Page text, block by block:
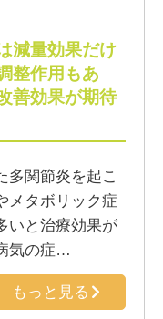
減量効果だけ
整作用もあ
善効果が期待
多関節炎を起こ
メタボリック症
いと治療効果が
気の症…
もっと見る